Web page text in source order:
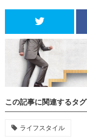
この記事に関連するタグ
ライフスタイル